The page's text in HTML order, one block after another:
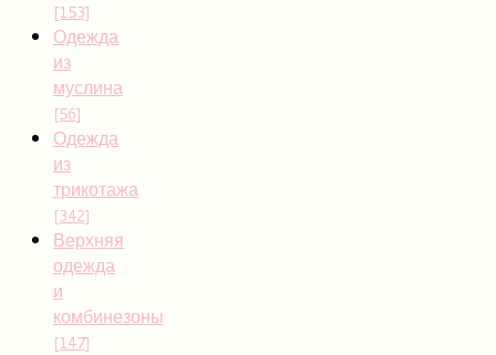
[153]
Одежда
из
муслина
[56]
Одежда
из
трикотажа
[342]
Верхняя
одежда
и
комбинезоны
[147]